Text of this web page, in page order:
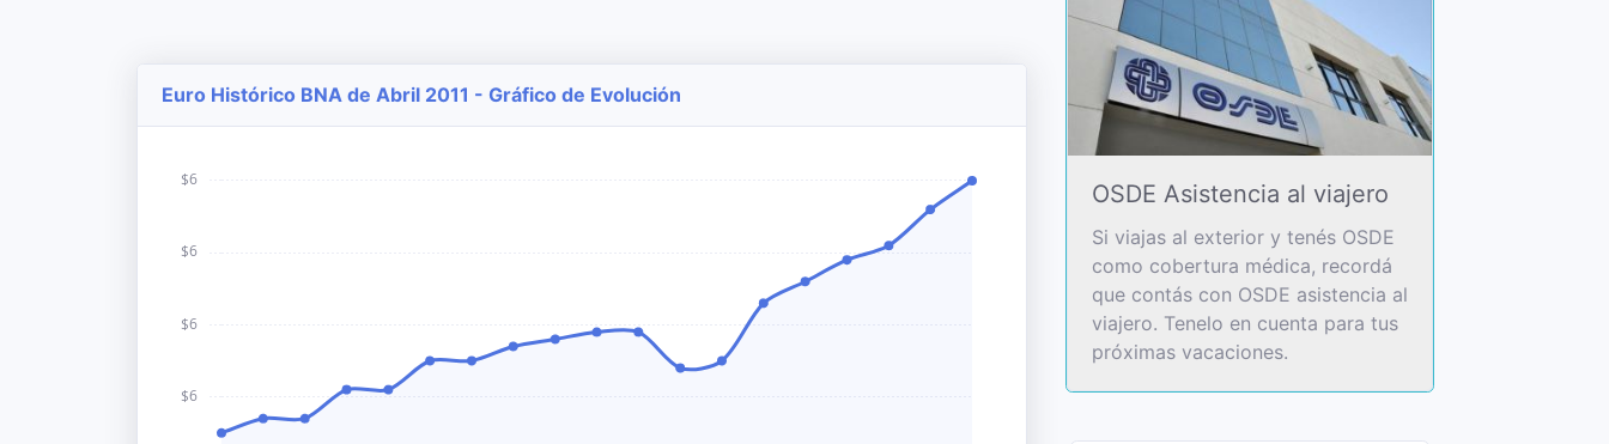
Euro Histórico BNA de Abril 2011 - Gráfico de Evolución
OSDE Asistencia al viajero
Si viajas al exterior y tenés OSDE
como cobertura médica, recordá
que contás con OSDE asistencia al
viajero. Tenelo en cuenta para tus
próximas vacaciones.